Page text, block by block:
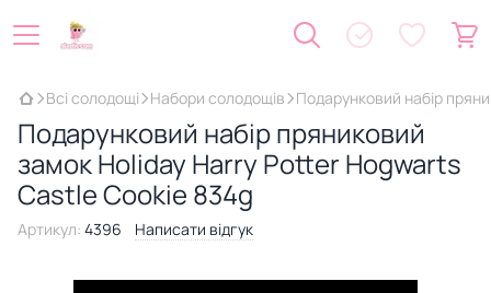
Всі солодощі Набори солодощів Подарунковий набір
Подарунковий набір пряниковий
замок Holiday Harry Potter Hogwarts
Castle Cookie 834g
Артикул: 4396 Написати відгук